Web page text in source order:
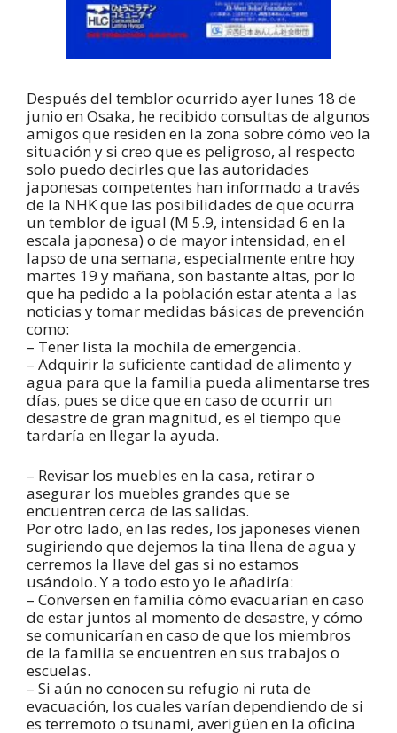
Después del temblor ocurrido ayer lunes 18 de
junio en Osaka, he recibido consultas de algunos
amigos que residen en la zona sobre cómo veo la
situación y si creo que es peligroso, al respecto
solo puedo decirles que las autoridades
japonesas competentes han informado a través
de la NHK que las posibilidades de que ocurra
un temblor de igual (M 5.9, intensidad 6 en la
escala japonesa) o de mayor intensidad, en el
lapso de una semana, especialmente entre hoy
martes 19 y mañana, son bastante altas, por lo
que ha pedido a la población estar atenta a las
noticias y tomar medidas básicas de prevención
como:
– Tener lista la mochila de emergencia.
– Adquirir la suficiente cantidad de alimento y
agua para que la familia pueda alimentarse tres
días, pues se dice que en caso de ocurrir un
desastre de gran magnitud, es el tiempo que
tardaría en llegar la ayuda.
– Revisar los muebles en la casa, retirar o
asegurar los muebles grandes que se
encuentren cerca de las salidas.
Por otro lado, en las redes, los japoneses vienen
sugiriendo que dejemos la tina llena de agua y
cerremos la llave del gas si no estamos
usándolo. Y a todo esto yo le añadiría:
– Conversen en familia cómo evacuarían en caso
de estar juntos al momento de desastre, y cómo
se comunicarían en caso de que los miembros
de la familia se encuentren en sus trabajos o
escuelas.
– Si aún no conocen su refugio ni ruta de
evacuación, los cuales varían dependiendo de si
es terremoto o tsunami, averigüen en la oficina